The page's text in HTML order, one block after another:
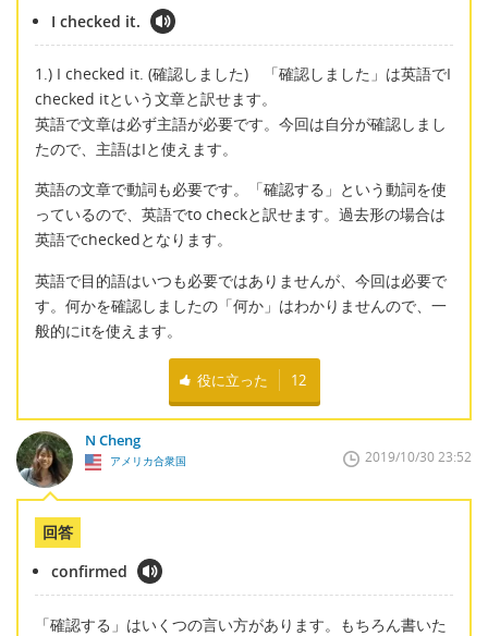
I checked it.
1.) I checked it. (確認しました) 「確認しました」は英語でI
checked itという文章と訳せます。
英語で文章は必ず主語が必要です。今回は自分が確認しまし
たので、主語はIと使えます。
英語の文章で動詞も必要です。「確認する」という動詞を使
っているので、英語でto checkと訳せます。過去形の場合は
英語でcheckedとなります。
英語で目的語はいつも必要ではありませんが、今回は必要で
す。何かを確認しましたの「何か」はわかりませんので、一
般的にitを使えます。
役に立った 12
N Cheng
アメリカ合衆国 2019/10/30 23:52
回答
confirmed
「確認する」はいくつの言い方があります。もちろん書いた